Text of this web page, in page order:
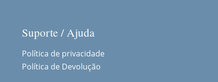
Suporte / Ajuda
Política de privacidade
Política de Devolução